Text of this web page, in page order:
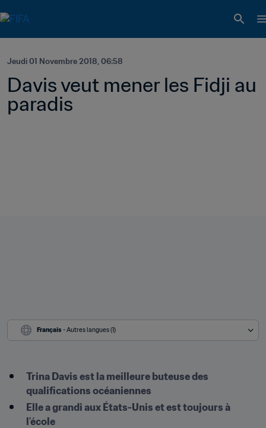
Jeudi 01 Novembre 2018, 06:58
Davis veut mener les Fidji au
paradis
Français - Autres langues (1)
Trina Davis est la meilleure buteuse des
qualifications océaniennes
Elle a grandi aux États-Unis et est toujours à
l'école